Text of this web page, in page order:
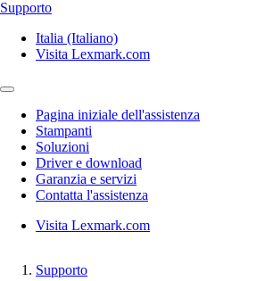
Supporto
Italia (Italiano)
Visita Lexmark.com
Pagina iniziale dell'assistenza
Stampanti
Soluzioni
Driver e download
Garanzia e servizi
Contatta l'assistenza
Visita Lexmark.com
Supporto